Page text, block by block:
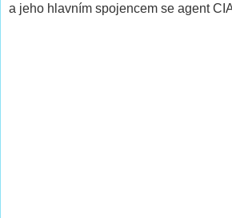
a jeho hlavním spojencem se agent